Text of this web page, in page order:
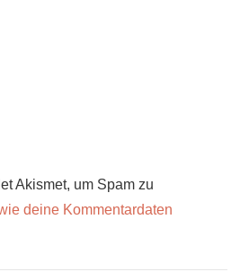
Akismet, um Spam zu
deine Kommentardaten